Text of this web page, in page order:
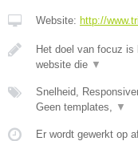
Website: http://
Het doel van focuz
website die ▼
Snelheid,
Geen templates, ▼
Er wordt gewerkt op